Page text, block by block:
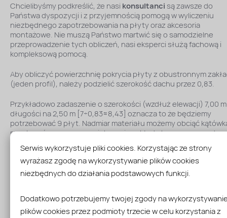
Serwis wykorzystuje pliki cookies. Korzystając ze strony
wyrażasz zgodę na wykorzystywanie plików cookies
niezbędnych do działania podstawowych funkcji.
Dodatkowo potrzebujemy twojej zgody na
plików cookies przez podmioty trzecie w celu korzystania z
Chcielibyśmy podkreślić, że nasi konsultanci są zawsze do
Państwa dyspozycji i z przyjemnością pomogą w wyliczeniu
niezbędnego zapotrzebowania na płyty oraz akcesoria
montażowe. Nie muszą Państwo martwić się o samodzielne
przeprowadzenie tych obliczeń, nasi eksperci służą fachową i
kompleksową pomocą.
Aby obliczyć powierzchnię pokrycia płyty z obustronnym
(jeden profil), należy podzielić szerokość dachu przez 0,83.
Przykładowo zadaszenie o szerokości (wzdłuż elewacji) 7,00
długości na 2,50 m [7÷0,83≈8,43] oznacza to że będziemy
potrzebować 9 płyt. Nadmiar materiału możemy obciąć
regulować go poprzez zwiększenie zakładu bocznego np. do
Producent zaleca użycie dedykowanychpodkładek i wkrętów
mocowania płyt do konstrukcji. W przypadku2,5-metrowych
podkładek i wkrętów.